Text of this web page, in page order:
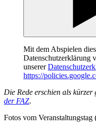
Mit dem Abspielen
Datenschutzerklärung
unserer
https://
Die Rede erschien als kürzer
der FAZ.
Fotos vom